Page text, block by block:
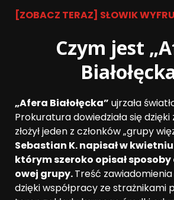
[ZOBACZ TERAZ] SŁOWIK
Czym jest
„Afera Białołęcka” ujrzała
Prokuratura dowiedziała się
złożył jeden z członków „grupy
Sebastian K. napisał w kwietniu
którym szeroko opisał
owej grupy.Treść zawiadomienia
dzięki współpracy ze strażnikami